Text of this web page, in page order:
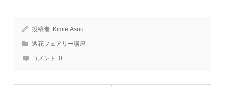
投稿者: Kimie.Asou
透花フェアリー講座
コメント:0